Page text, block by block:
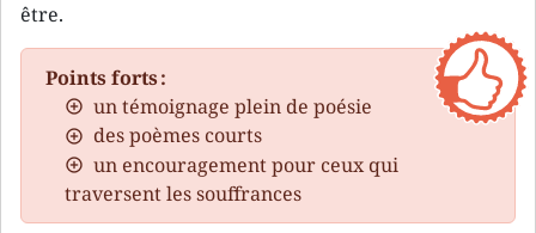
être.
Points forts :
un témoignage plein de poésie
des poèmes courts
un encouragement pour ceux qui
traversent les souffrances